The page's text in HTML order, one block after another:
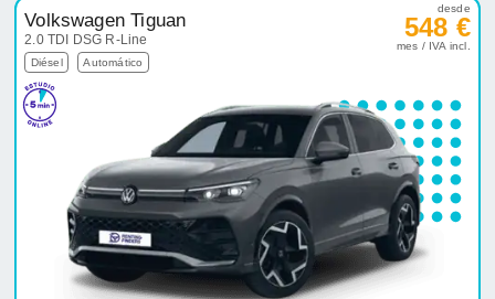
Volkswagen Tiguan
2.0 TDI DSG R-Line
Diésel Automático
desde
548 €
mes / IVA incl.